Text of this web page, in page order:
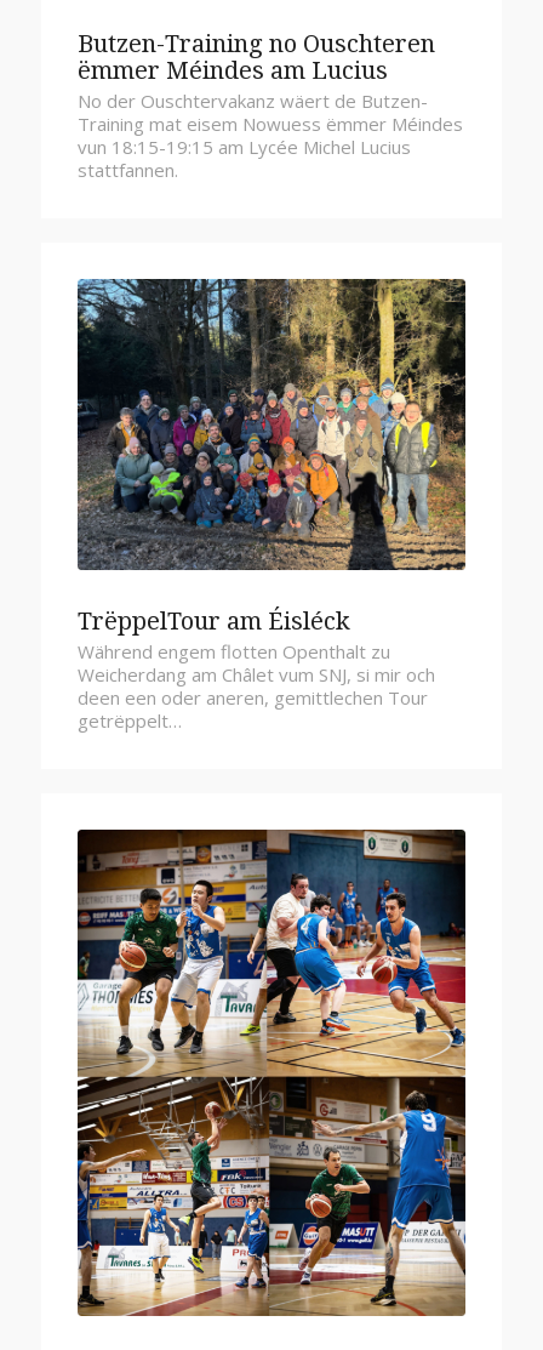
Butzen-Training no Ouschteren
ëmmer Méindes am Lucius
No der Ouschtervakanz wäert de Butzen-
Training mat eisem Nowuess ëmmer Méindes
vun 18:15-19:15 am Lycée Michel Lucius
stattfannen.
TrëppelTour am Éisléck
Während engem flotten Openthalt zu
Weicherdang am Châlet vum SNJ, si mir och
deen een oder aneren, gemittlechen Tour
getrëppelt…